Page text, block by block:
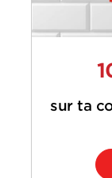
sur ta